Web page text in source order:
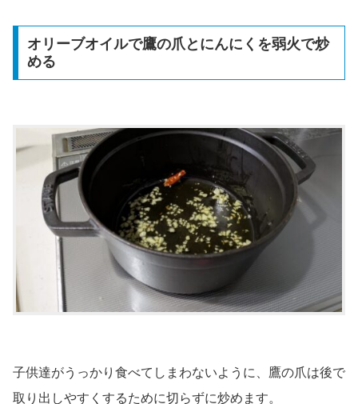
オリーブオイルで鷹の爪とにんにくを弱火で炒
める
子供達がうっかり食べてしまわないように、鷹の爪は後で
取り出しやすくするために切らずに炒めます。